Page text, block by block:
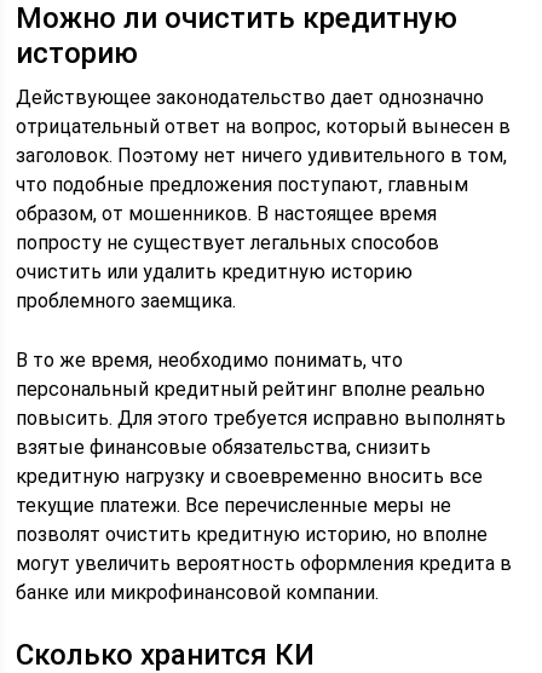
Можно ли очистить кредитную
историю
Действующее законодательство дает однозначно
отрицательный ответ на вопрос, который вынесен в
заголовок. Поэтому нет ничего удивительного в том,
что подобные предложения поступают, главным
образом, от мошенников. В настоящее время
попросту не существует легальных способов
очистить или удалить кредитную историю
проблемного заемщика.
В то же время, необходимо понимать, что
персональный кредитный рейтинг вполне реально
повысить. Для этого требуется исправно выполнять
взятые финансовые обязательства, снизить
кредитную нагрузку и своевременно вносить все
текущие платежи. Все перечисленные меры не
позволят очистить кредитную историю, но вполне
могут увеличить вероятность оформления кредита в
банке или микрофинансовой компании.
Сколько хранится КИ